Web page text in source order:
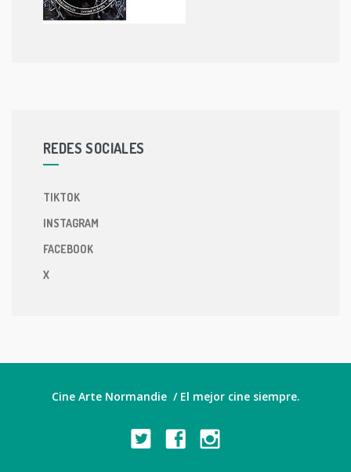
REDES SOCIALES
TIKTOK
INSTAGRAM
FACEBOOK
X
Cine Arte Normandie / El mejor cine siempre.